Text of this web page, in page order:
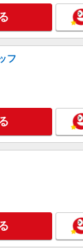
会津若松市 その
グ株式会社 メデ
助手（ナースエ
時給1,150円 ★週払
経験・能力による
福島県会津若松市
」駅
フ